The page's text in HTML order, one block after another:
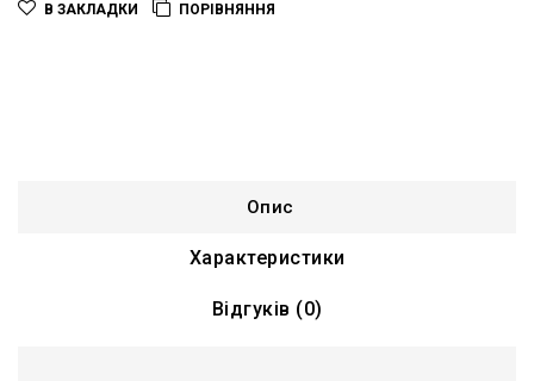
В ЗАКЛАДКИ ПОРІВНЯННЯ
Опис
Характеристики
Відгуків (0)